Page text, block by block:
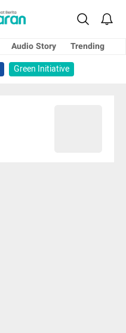
Audio Story
Trending
Green Initiative